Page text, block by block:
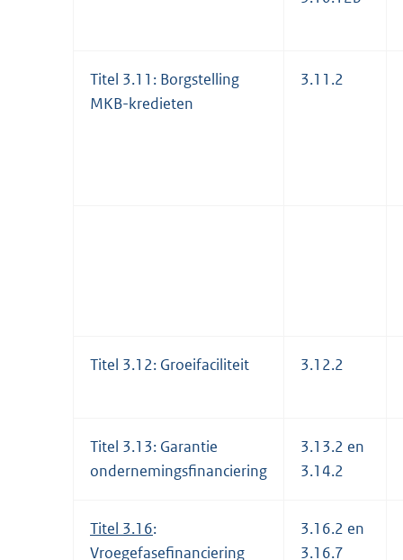
Titel 3.11: Borgstelling
MKB-kredieten
3.11.2
Titel 3.12: Groeifaciliteit 3.12.2
Titel 3.13: Garantie
ondernemingsfinanciering
3.13.2 en
3.14.2
Titel 3.16:
Vroegefasefinanciering
3.16.2 en
3.16.7